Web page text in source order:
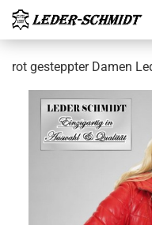
rot ge­stepp­ter Damen